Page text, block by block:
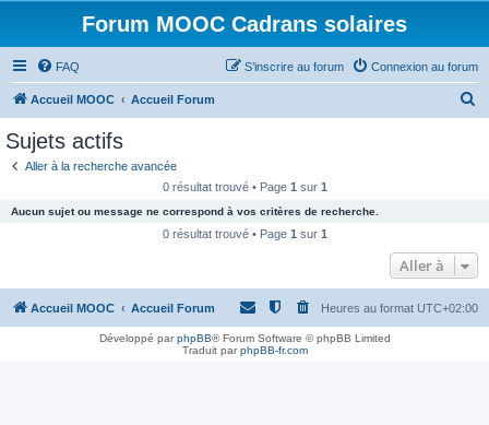
Forum MOOC Cadrans solaires
FAQ Connexion au forum
S’inscrire au forum
Accueil MOOC Accueil Forum
c
e
Sujets actifs
Aller à la recherche avancée
0 résultat trouvé • Page 1 sur 1
Aucun sujet ou message ne correspond à vos critères de recherche.
0 résultat trouvé • Page 1 sur 1
Aller à
Accueil MOOC Accueil Forum Heures au format UTC+02:00
Développé parphpBB® Forum Software © phpBB Limited
Traduit parphpBB-fr.com